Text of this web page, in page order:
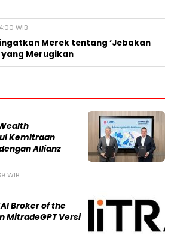
Mengubah Pengalaman
WIB
Coca-Cola® Meluncurkan
Rock Rising untuk Musisi
WIB
Merek tentang ‘Jebakan
Merugikan
Kemitraan
Allianz